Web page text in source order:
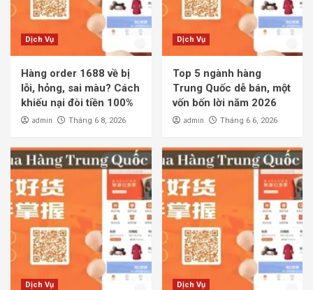
Dịch Vụ
Hàng order 1688 về bị
lỗi, hỏng, sai màu? Cách
khiếu nại đòi tiền 100%
admin Tháng 6 8, 2026
Dịch Vụ
Top 5 ngành hàng
Trung Quốc dễ bán, một
vốn bốn lời năm 2026
admin Tháng 6 6, 2026
Dịch Vụ Dịch Vụ